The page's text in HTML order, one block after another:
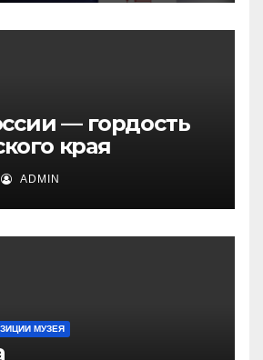
— гордость
края
ADMIN
МУЗЕЯ